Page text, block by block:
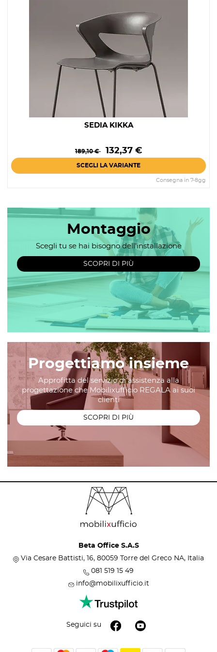
SEDIA KIKKA
Prezzo
Prezzo
base
189,10 € 132,37 €
SCEGLI LA VARIANTE
Consegna in 7-8gg
Montaggio
Scegli tu se hai bisogno dell'installazione
SCOPRI DI PIÙ
Progettiamo insieme
Approfitta del servizio di assistenza alla
progettazione che Mobilixufficio REGALA ai suoi
clienti
SCOPRI DI PIÙ
Beta Office S.A.S
Via Cesare Battisti, 16, 80059 Torre del Greco NA, Italia
081 519 15 49
info@mobilixufficio.it
Seguici su